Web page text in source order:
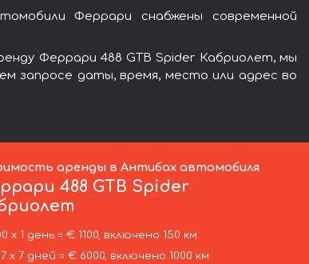
Феррари снабжены современной
Феррари 488 GTB Spider Кабриолет, мы
запросе даты, время, место или адрес во
аренды в Антибах автомобиля
488 GTB Spider
х 1 день = € 1100, включено 150 км
х 7 дней = € 6000, включено 1000 км